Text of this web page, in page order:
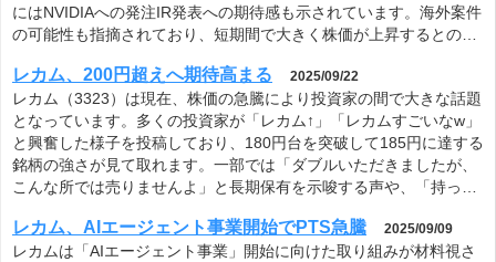
にはNVIDIAへの発注IR発表への期待感も示されています。海外案件
の可能性も指摘されており、短期間で大きく株価が上昇するとの…
レカム、200円超えへ期待高まる 2025/09/22
レカム（3323）は現在、株価の急騰により投資家の間で大きな話題
となっています。多くの投資家が「レカム↑」「レカムすごいなw」
と興奮した様子を投稿しており、180円台を突破して185円に達する
銘柄の強さが見て取れます。一部では「ダブルいただきましたが、
こんな所では売りませんよ」と長期保有を示唆する声や、「持っ…
レカム、AIエージェント事業開始でPTS急騰 2025/09/09
レカムは「AIエージェント事業」開始に向けた取り組みが材料視さ